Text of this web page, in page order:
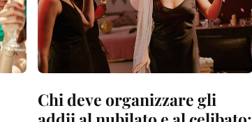
Chi deve organizzare gli